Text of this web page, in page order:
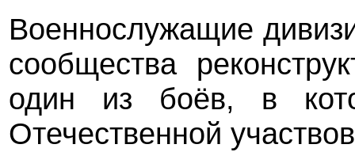
Военнослужащие
сообщества
один из боёв, в
Отечественной